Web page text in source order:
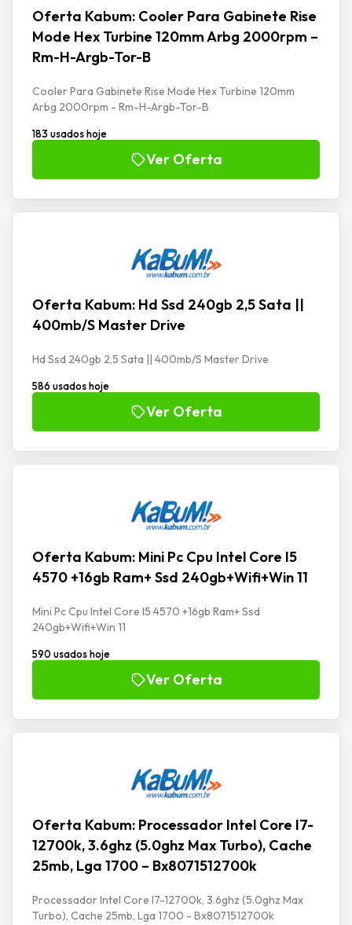
Oferta Kabum: Cooler Para Gabinete Rise
Mode Hex Turbine 120mm Arbg 2000rpm –
Rm-H-Argb-Tor-B
Cooler Para Gabinete Rise Mode Hex Turbine 120mm
Arbg 2000rpm - Rm-H-Argb-Tor-B
183 usados hoje
Ver Oferta
Oferta Kabum: Hd Ssd 240gb 2,5 Sata ||
400mb/S Master Drive
Hd Ssd 240gb 2,5 Sata || 400mb/S Master Drive
586 usados hoje
Ver Oferta
Oferta Kabum: Mini Pc Cpu Intel Core I5
4570 +16gb Ram+ Ssd 240gb+Wifi+Win 11
Mini Pc Cpu Intel Core I5 4570 +16gb Ram+ Ssd
240gb+Wifi+Win 11
590 usados hoje
Ver Oferta
Oferta Kabum: Processador Intel Core I7-
12700k, 3.6ghz (5.0ghz Max Turbo), Cache
25mb, Lga 1700 – Bx8071512700k
Processador Intel Core I7-12700k, 3.6ghz (5.0ghz Max
Turbo), Cache 25mb, Lga 1700 - Bx8071512700k